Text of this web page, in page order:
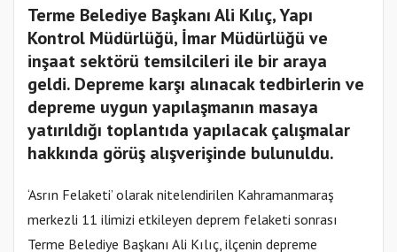
Terme Belediye Başkanı Ali Kılıç, Yapı
Kontrol Müdürlüğü, İmar Müdürlüğü ve
inşaat sektörü temsilcileri ile bir araya
geldi. Depreme karşı alınacak tedbirlerin ve
depreme uygun yapılaşmanın masaya
yatırıldığı toplantıda yapılacak çalışmalar
hakkında görüş alışverişinde bulunuldu.
‘Asrın Felaketi’ olarak nitelendirilen Kahramanmaraş
merkezli 11 ilimizi etkileyen deprem felaketi sonrası
Terme Belediye Başkanı Ali Kılıç, ilçenin depreme